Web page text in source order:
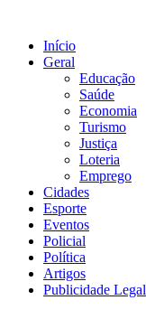
conteúdo
Início
Geral
Educação
Saúde
Economia
Turismo
Justiça
Loteria
Emprego
Cidades
Esporte
Eventos
Policial
Política
Artigos
Publicidade Legal